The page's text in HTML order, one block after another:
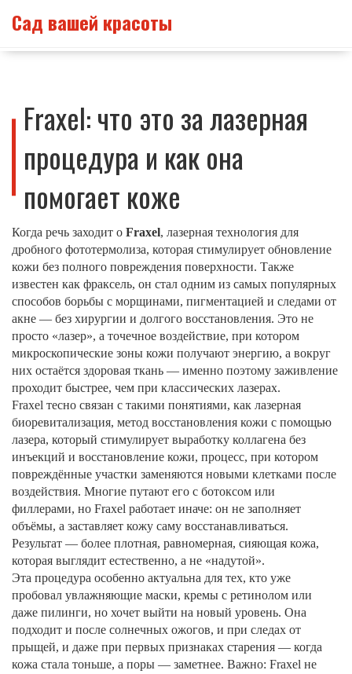
Сад вашей красоты
Fraxel: что это за лазерная
процедура и как она
помогает коже
Когда речь заходит о Fraxel, лазерная технология для
дробного фототермолиза, которая стимулирует обновление
кожи без полного повреждения поверхности. Также
известен как фраксель, он стал одним из самых популярных
способов борьбы с морщинами, пигментацией и следами от
акне — без хирургии и долгого восстановления. Это не
просто «лазер», а точечное воздействие, при котором
микроскопические зоны кожи получают энергию, а вокруг
них остаётся здоровая ткань — именно поэтому заживление
проходит быстрее, чем при классических лазерах.
Fraxel тесно связан с такими понятиями, как лазерная
биоревитализация, метод восстановления кожи с помощью
лазера, который стимулирует выработку коллагена без
инъекций и восстановление кожи, процесс, при котором
повреждённые участки заменяются новыми клетками после
воздействия. Многие путают его с ботоксом или
филлерами, но Fraxel работает иначе: он не заполняет
объёмы, а заставляет кожу саму восстанавливаться.
Результат — более плотная, равномерная, сияющая кожа,
которая выглядит естественно, а не «надутой».
Эта процедура особенно актуальна для тех, кто уже
пробовал увлажняющие маски, кремы с ретинолом или
даже пилинги, но хочет выйти на новый уровень. Она
подходит и после солнечных ожогов, и при следах от
прыщей, и даже при первых признаках старения — когда
кожа стала тоньше, а поры — заметнее. Важно: Fraxel не